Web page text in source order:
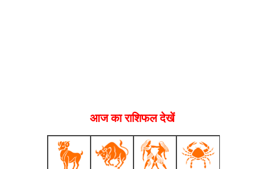
आज का राशिफल देखें